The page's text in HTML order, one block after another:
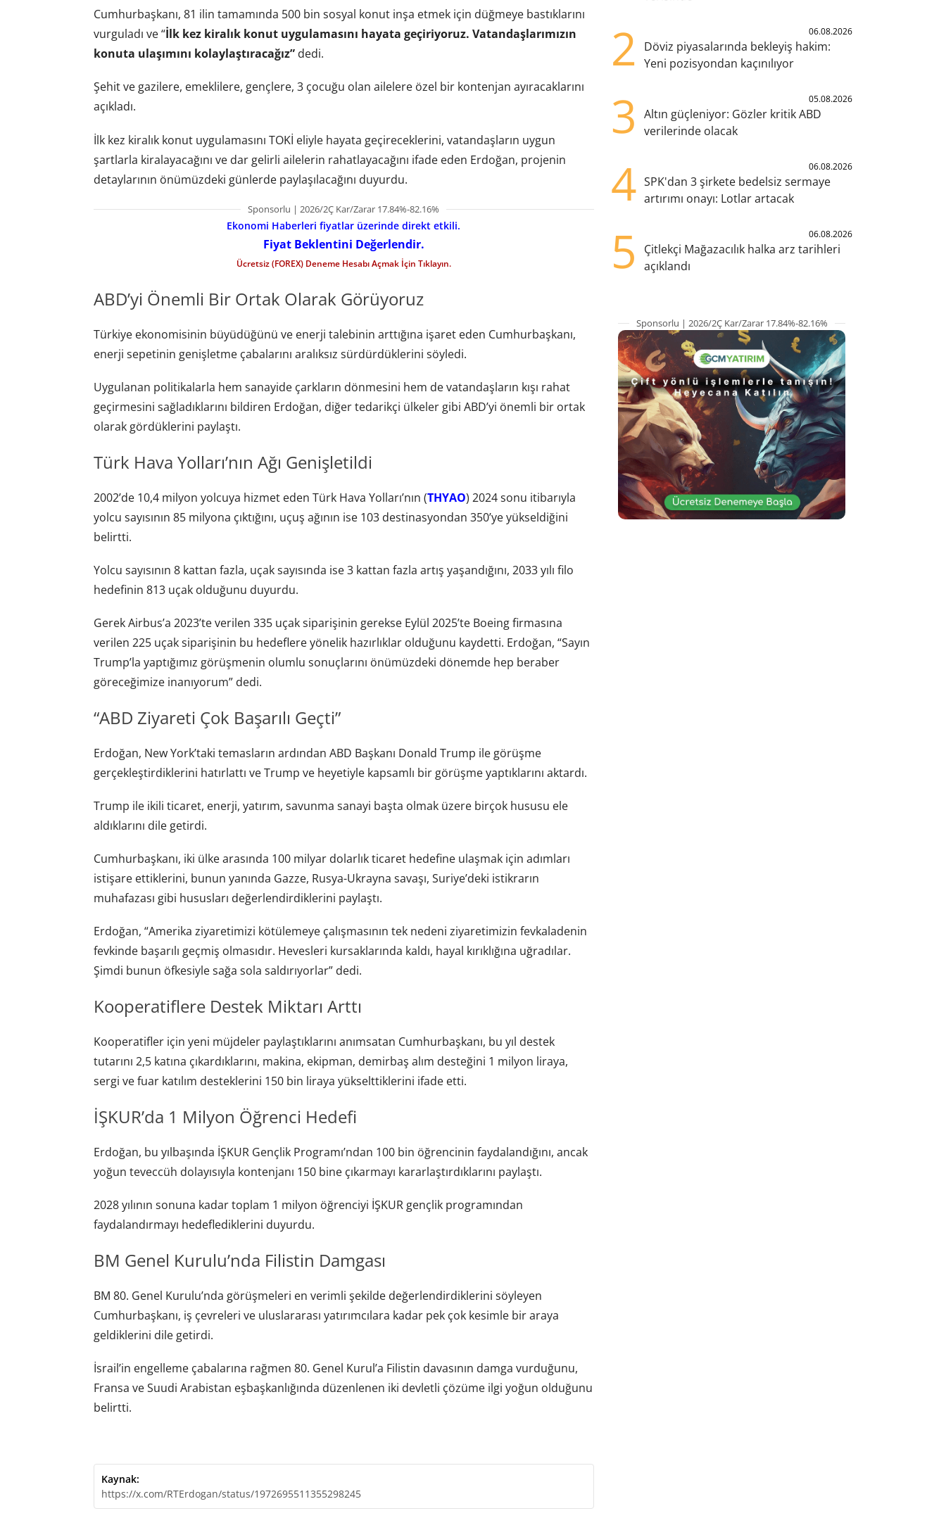
Cumhurbaşkanı, 81 ilin tamamında 500 bin sosyal konut inşa etmek için düğmeye bastıklarını
vurguladı ve “İlk kez kiralık konut uygulamasını hayata geçiriyoruz. Vatandaşlarımızın
konuta ulaşımını kolaylaştıracağız” dedi.
Şehit ve gazilere, emeklilere, gençlere, 3 çocuğu olan ailelere özel bir kontenjan ayıracaklarını
açıkladı.
İlk kez kiralık konut uygulamasını TOKİ eliyle hayata geçireceklerini, vatandaşların uygun
şartlarla kiralayacağını ve dar gelirli ailelerin rahatlayacağını ifade eden Erdoğan, projenin
detaylarının önümüzdeki günlerde paylaşılacağını duyurdu.
Sponsorlu | 2026/2Ç Kar/Zarar 17.84%-82.16%
Ekonomi Haberleri fiyatlar üzerinde direkt etkili.
Fiyat Beklentini Değerlendir.
Ücretsiz (FOREX) Deneme Hesabı Açmak İçin Tıklayın.
ABD’yi Önemli Bir Ortak Olarak Görüyoruz
Türkiye ekonomisinin büyüdüğünü ve enerji talebinin arttığına işaret eden Cumhurbaşkanı,
enerji sepetinin genişletme çabalarını aralıksız sürdürdüklerini söyledi.
Uygulanan politikalarla hem sanayide çarkların dönmesini hem de vatandaşların kışı rahat
geçirmesini sağladıklarını bildiren Erdoğan, diğer tedarikçi ülkeler gibi ABD’yi önemli bir ortak
olarak gördüklerini paylaştı.
Türk Hava Yolları’nın Ağı Genişletildi
2002’de 10,4 milyon yolcuya hizmet eden Türk Hava Yolları’nın (THYAO) 2024 sonu itibarıyla
yolcu sayısının 85 milyona çıktığını, uçuş ağının ise 103 destinasyondan 350’ye yükseldiğini
belirtti.
Yolcu sayısının 8 kattan fazla, uçak sayısında ise 3 kattan fazla artış yaşandığını, 2033 yılı filo
hedefinin 813 uçak olduğunu duyurdu.
Gerek Airbus’a 2023’te verilen 335 uçak siparişinin gerekse Eylül 2025’te Boeing firmasına
verilen 225 uçak siparişinin bu hedeflere yönelik hazırlıklar olduğunu kaydetti. Erdoğan, “Sayın
Trump’la yaptığımız görüşmenin olumlu sonuçlarını önümüzdeki dönemde hep beraber
göreceğimize inanıyorum” dedi.
“ABD Ziyareti Çok Başarılı Geçti”
Erdoğan, New York’taki temasların ardından ABD Başkanı Donald Trump ile görüşme
gerçekleştirdiklerini hatırlattı ve Trump ve heyetiyle kapsamlı bir görüşme yaptıklarını aktardı.
Trump ile ikili ticaret, enerji, yatırım, savunma sanayi başta olmak üzere birçok hususu ele
aldıklarını dile getirdi.
Cumhurbaşkanı, iki ülke arasında 100 milyar dolarlık ticaret hedefine ulaşmak için adımları
istişare ettiklerini, bunun yanında Gazze, Rusya-Ukrayna savaşı, Suriye’deki istikrarın
muhafazası gibi hususları değerlendirdiklerini paylaştı.
Erdoğan, “Amerika ziyaretimizi kötülemeye çalışmasının tek nedeni ziyaretimizin fevkaladenin
fevkinde başarılı geçmiş olmasıdır. Hevesleri kursaklarında kaldı, hayal kırıklığına uğradılar.
Şimdi bunun öfkesiyle sağa sola saldırıyorlar” dedi.
Kooperatiflere Destek Miktarı Arttı
Kooperatifler için yeni müjdeler paylaştıklarını anımsatan Cumhurbaşkanı, bu yıl destek
tutarını 2,5 katına çıkardıklarını, makina, ekipman, demirbaş alım desteğini 1 milyon liraya,
sergi ve fuar katılım desteklerini 150 bin liraya yükselttiklerini ifade etti.
İŞKUR’da 1 Milyon Öğrenci Hedefi
Erdoğan, bu yılbaşında İŞKUR Gençlik Programı’ndan 100 bin öğrencinin faydalandığını, ancak
yoğun teveccüh dolayısıyla kontenjanı 150 bine çıkarmayı kararlaştırdıklarını paylaştı.
2028 yılının sonuna kadar toplam 1 milyon öğrenciyi İŞKUR gençlik programından
faydalandırmayı hedeflediklerini duyurdu.
BM Genel Kurulu’nda Filistin Damgası
BM 80. Genel Kurulu’nda görüşmeleri en verimli şekilde değerlendirdiklerini söyleyen
Cumhurbaşkanı, iş çevreleri ve uluslararası yatırımcılara kadar pek çok kesimle bir araya
geldiklerini dile getirdi.
İsrail’in engelleme çabalarına rağmen 80. Genel Kurul’a Filistin davasının damga vurduğunu,
Fransa ve Suudi Arabistan eşbaşkanlığında düzenlenen iki devletli çözüme ilgi yoğun olduğunu
belirtti.
Kaynak:
https://x.com/RTErdogan/status/1972695511355298245
2 06.08.2026
Döviz piyasalarında bekleyiş hakim:
Yeni pozisyondan kaçınılıyor
3 05.08.2026
Altın güçleniyor: Gözler kritik ABD
verilerinde olacak
4 06.08.2026
SPK'dan 3 şirkete bedelsiz sermaye
artırımı onayı: Lotlar artacak
5 06.08.2026
Çitlekçi Mağazacılık halka arz tarihleri
açıklandı
Sponsorlu | 2026/2Ç Kar/Zarar 17.84%-82.16%